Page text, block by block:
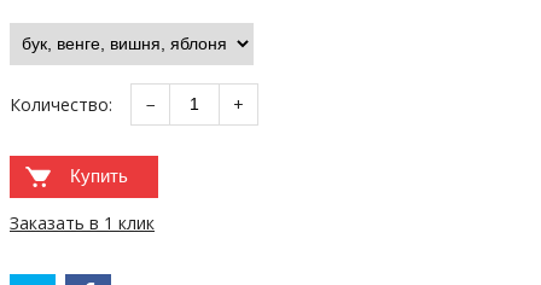
Количество: − +
Купить
Заказать в 1 клик